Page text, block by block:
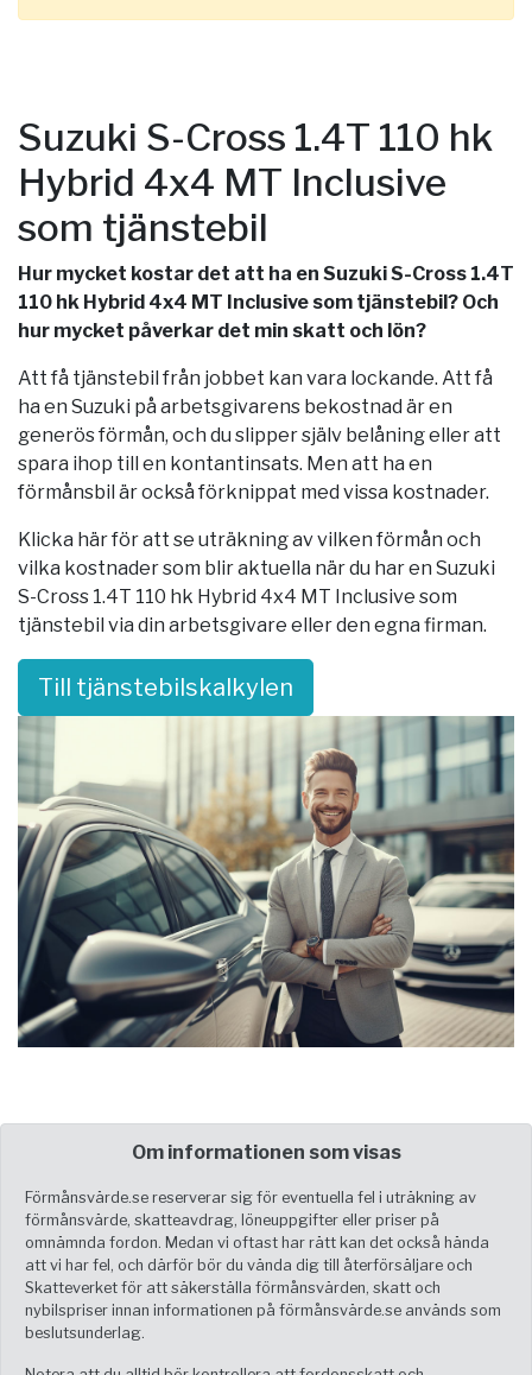
Suzuki S-Cross 1.4T 110 hk
Hybrid 4x4 MT Inclusive
som tjänstebil
Hur mycket kostar det att ha en Suzuki S-Cross 1.4T
110 hk Hybrid 4x4 MT Inclusive som tjänstebil? Och
hur mycket påverkar det min skatt och lön?
Att få tjänstebil från jobbet kan vara lockande. Att få
ha en Suzuki på arbetsgivarens bekostnad är en
generös förmån, och du slipper själv belåning eller att
spara ihop till en kontantinsats. Men att ha en
förmånsbil är också förknippat med vissa kostnader.
Klicka här för att se uträkning av vilken förmån och
vilka kostnader som blir aktuella när du har en Suzuki
S-Cross 1.4T 110 hk Hybrid 4x4 MT Inclusive som
tjänstebil via din arbetsgivare eller den egna firman.
Till tjänstebilskalkylen
Om informationen som visas
Förmånsvärde.se reserverar sig för eventuella fel i uträkning av
förmånsvärde, skatteavdrag, löneuppgifter eller priser på
omnämnda fordon. Medan vi oftast har rätt kan det också hända
att vi har fel, och därför bör du vända dig till återförsäljare och
Skatteverket för att säkerställa förmånsvärden, skatt och
nybilspriser innan informationen på förmånsvärde.se används som
beslutsunderlag.